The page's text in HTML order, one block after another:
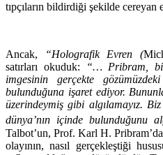
tıpçıların bildirdiği şekilde
Ancak, “Holografik Evren (
satırları okuduk:
“… Pribram, bir
imgesinin gerçekte
bulunduğuna işaret ediyor.
üzerindeymiş gibi algılamayız.
dünya’nın içinde bulunduğunu
Talbot’un, Prof. Karl H.
olayının, nasıl gerçekleştiği